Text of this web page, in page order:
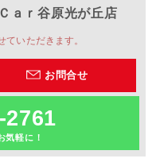
ａｒ谷原光が丘店
いただきます。
お問合せ
2761
気軽に！